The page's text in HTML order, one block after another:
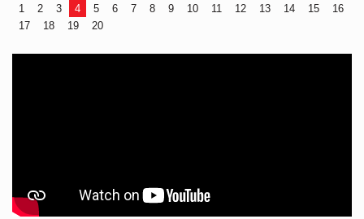
1 2 3 4 5 6 7 8 9 10 11 12 13 14 15
16
17
18 19 20